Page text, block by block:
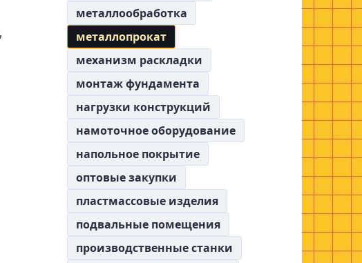
металлообработка
металлопрокат
механизм раскладки
монтаж фундамента
нагрузки конструкций
намоточное оборудование
напольное покрытие
оптовые закупки
пластмассовые изделия
подвальные помещения
производственные станки